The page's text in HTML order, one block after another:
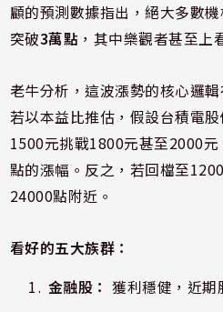
顧的預測數據指出，絕大多數
突破3萬點 ，其中樂觀者甚至上
老牛分析，這波漲勢的核心邏
若以本益比推估，假設台積電
1500元挑戰1800元甚至2000
點的漲幅。反之，若回檔至
24000點附近。
看好的五大族群：
金融股： 獲利穩健，近期